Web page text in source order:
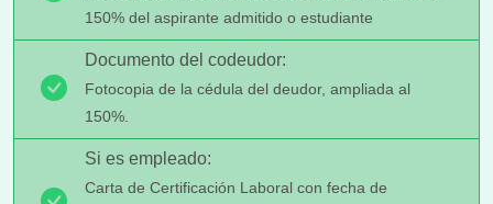
150% del aspirante admitido o estudiante
Documento del codeudor:
Fotocopia de la cédula del deudor, ampliada al
150%.
Si es empleado:
Carta de Certificación Laboral con fecha de